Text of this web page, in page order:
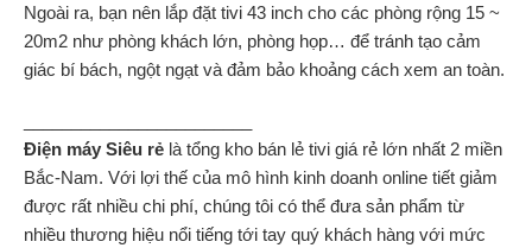
Ngoài ra, bạn nên lắp đặt tivi 43 inch cho các phòng rộng 15 ~
20m2 như phòng khách lớn, phòng họp… để tránh tạo cảm
giác bí bách, ngột ngạt và đảm bảo khoảng cách xem an toàn.
Điện máy Siêu rẻ là tổng kho bán lẻ tivi giá rẻ lớn nhất 2 miền
Bắc-Nam. Với lợi thế của mô hình kinh doanh online tiết giảm
được rất nhiều chi phí, chúng tôi có thể đưa sản phẩm từ
nhiều thương hiệu nổi tiếng tới tay quý khách hàng với mức